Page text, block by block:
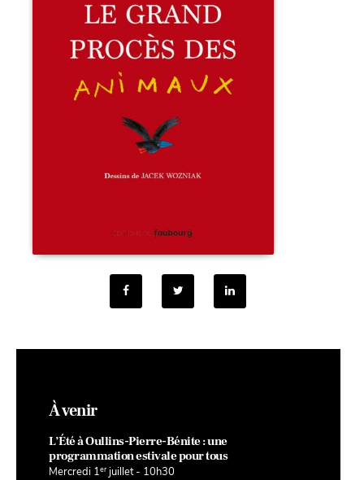
À venir
L’Été à Oullins-Pierre-Bénite : une
programmation estivale pour tous
Mercredi 1er juillet - 10h30